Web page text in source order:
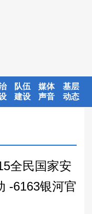
队伍
建设
媒体
声音
基层
动态
全民国家安
-6163银河官